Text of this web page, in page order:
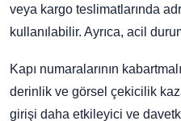
veya kargo teslimatlarında
kullanılabilir. Ayrıca, acil
Kapı numaralarının
derinlik ve görsel çekicilik
girişi daha etkileyici ve